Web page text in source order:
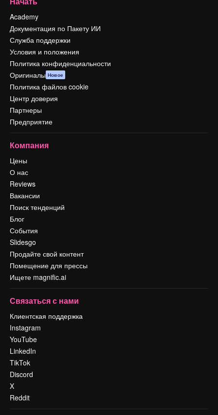
Academy
Документация по Пакету ИИ
Служба поддержки
Условия и положения
Политика конфиденциальности
Оригиналы Новое
Политика файлов cookie
Центр доверия
Партнеры
Предприятие
Компания
Цены
О нас
Reviews
Вакансии
Поиск тенденций
Блог
События
Slidesgo
Продайте свой контент
Помещение для прессы
Ищете magnific.ai
Связаться с нами
Клиентская поддержка
Instagram
YouTube
LinkedIn
TikTok
Discord
X
Reddit